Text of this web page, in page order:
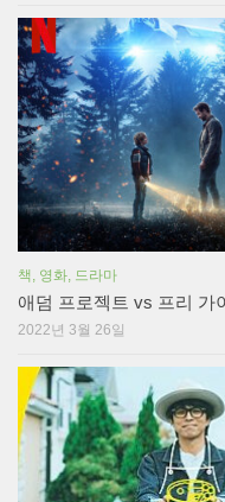
책, 영화, 드라마
애덤 프로젝트 vs 프리 가
2022년 3월 26일